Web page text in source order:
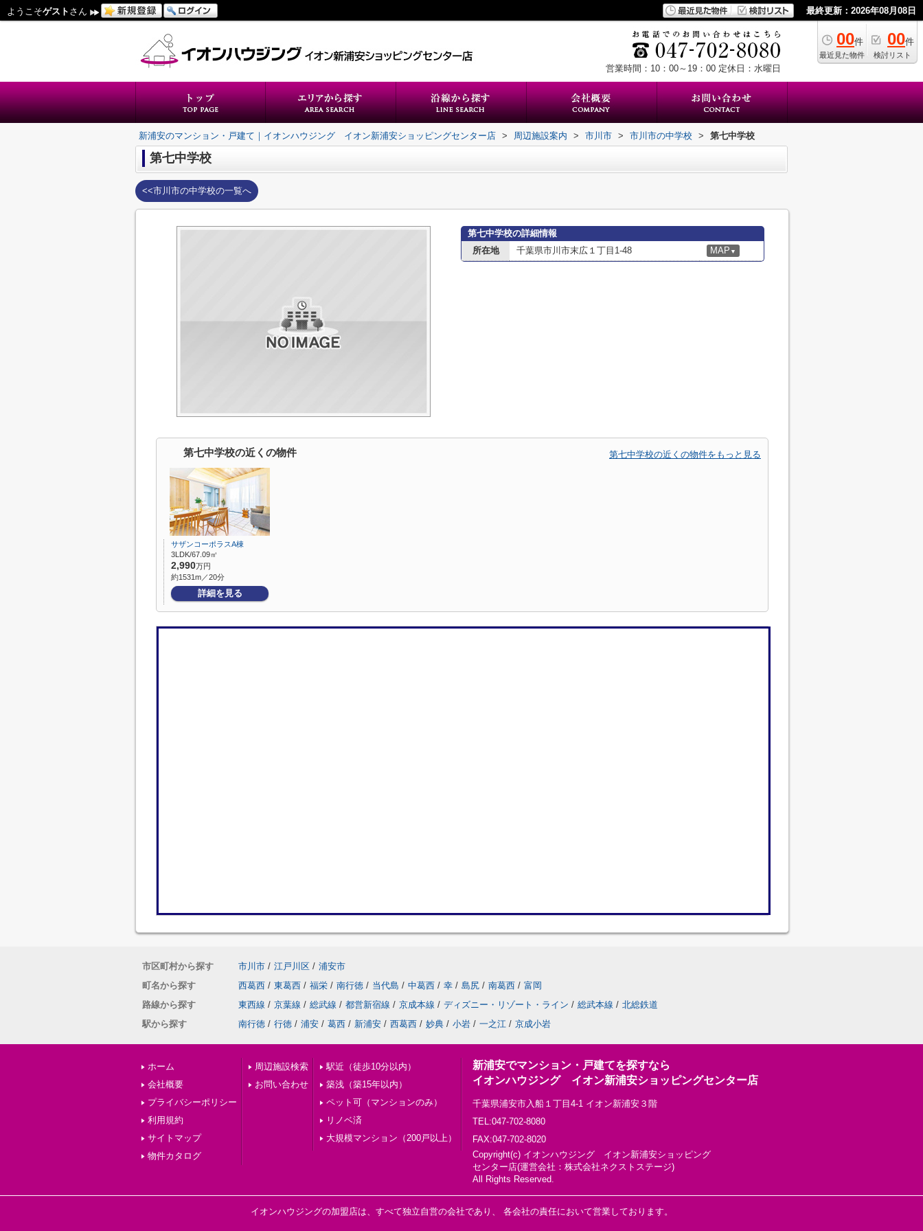
ようこそゲスト さん 最終更新：2026年08月08日
00件
最近見た物件
00件
検討リスト
営業時間：10：00～19：00 定休日：水曜日
新浦安のマンション・戸建て｜イオンハウジング イオン新浦安ショッピングセンター店 > 周辺施設案内 > 市川市 > 市川市の中学校 > 第七中学校
第七中学校
<<市川市の中学校の一覧へ
第七中学校の詳細情報
所在地
千葉県市川市末広１丁目1-48 MAP ▼
第七中学校の近くの物件 第七中学校の近くの物件をもっと見る
サザンコーポラスA棟
3LDK/67.09㎡
2,990万円
約1531m／20分
詳細を見る
市区町村から探す 市川市 / 江戸川区 / 浦安市
町名から探す
西葛西 / 東葛西 / 福栄 / 南行徳 / 当代島 / 中葛西 / 幸 / 島尻 / 南葛西 / 富岡
路線から探す
東西線 / 京葉線 / 総武線 / 都営新宿線 / 京成本線 / ディズニー・リゾート・ライン / 総武本線 / 北総鉄道
駅から探す
南行徳 / 行徳 / 浦安 / 葛西 / 新浦安 / 西葛西 / 妙典 / 小岩 / 一之江 / 京成小岩
ホーム
会社概要
プライバシーポリシー
利用規約
サイトマップ
物件カタログ
周辺施設検索
お問い合わせ
駅近（徒歩10分以内）
築浅（築15年以内）
ペット可（マンションのみ）
リノベ済
大規模マンション（200戸以上）
新浦安でマンション・戸建てを探すなら
イオンハウジング イオン新浦安ショッピングセンター店
千葉県浦安市入船１丁目4-1 イオン新浦安３階
TEL:047-702-8080
FAX:047-702-8020
Copyright(c) イオンハウジング イオン新浦安ショッピング
センター店(運営会社：株式会社ネクストステージ)
All Rights Reserved.
イオンハウジングの加盟店は、すべて独立自営の会社であり、 各会社の責任において営業しております。